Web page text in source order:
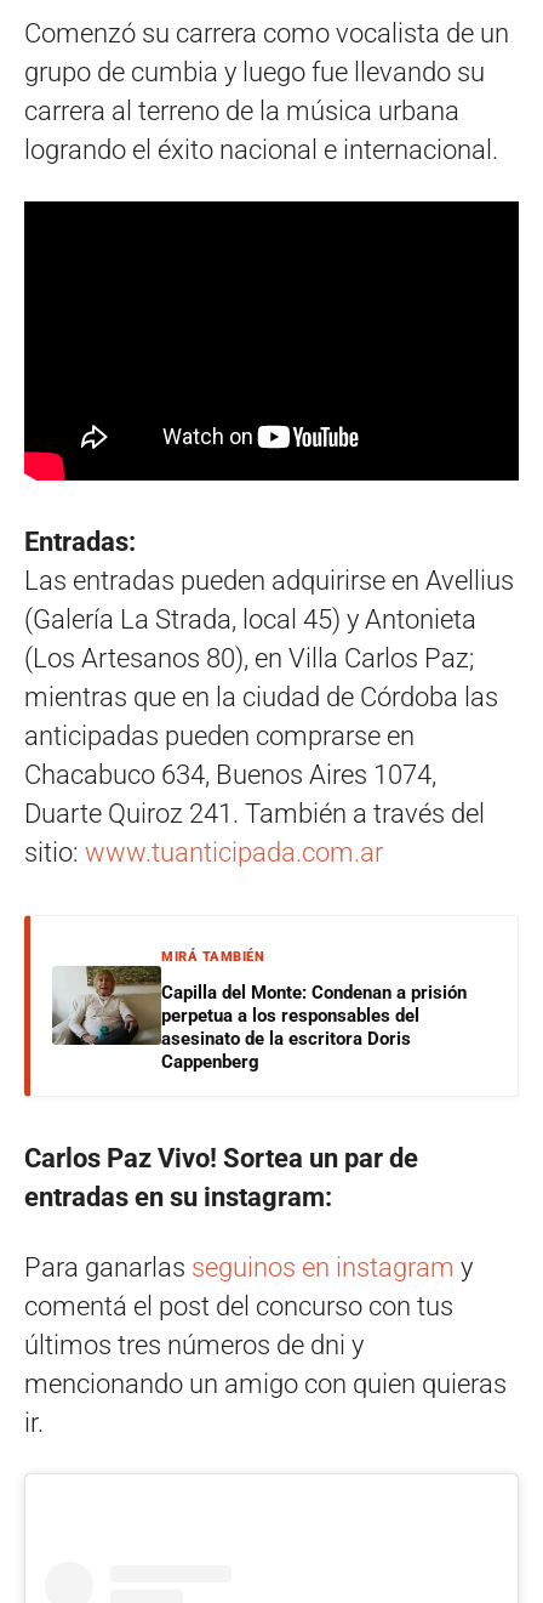
Comenzó su carrera como vocalista de un
grupo de cumbia y luego fue llevando su
carrera al terreno de la música urbana
logrando el éxito nacional e internacional.
Entradas:
Las entradas pueden adquirirse en Avellius
(Galería La Strada, local 45) y Antonieta
(Los Artesanos 80), en Villa Carlos Paz;
mientras que en la ciudad de Córdoba las
anticipadas pueden comprarse en
Chacabuco 634, Buenos Aires 1074,
Duarte Quiroz 241. También a través del
sitio: www.tuanticipada.com.ar
MIRÁ TAMBIÉN
Capilla del Monte: Condenan a prisión
perpetua a los responsables del
asesinato de la escritora Doris
Cappenberg
Carlos Paz Vivo! Sortea un par de
entradas en su instagram:
Para ganarlas seguinos en instagram y
comentá el post del concurso con tus
últimos tres números de dni y
mencionando un amigo con quien quieras
ir.